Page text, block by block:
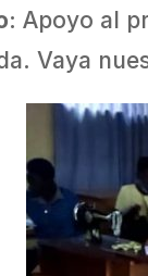
: Apoyo al
Vaya